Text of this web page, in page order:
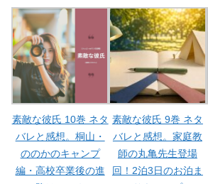
素敵な彼氏 10巻 ネタ
バレと感想。桐山・
ののかのキャンプ
編・高校卒業後の進
素敵な彼氏 9巻 ネタ
バレと感想。家庭教
師の丸亀先生登場
回！2泊3日のお泊ま